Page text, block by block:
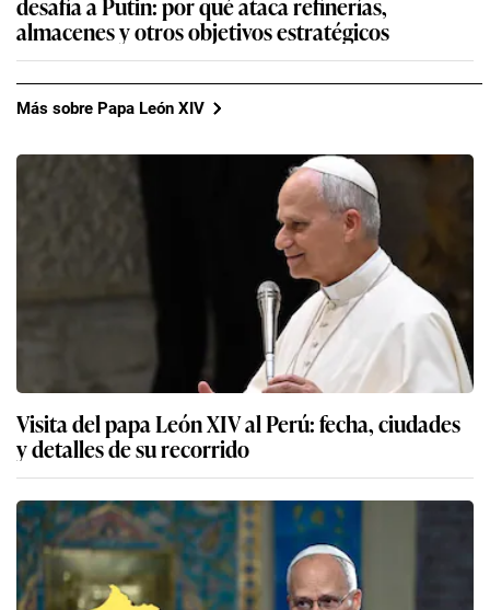
almacenes y otros objetivos estratégicos
Más sobre Papa León XIV
Visita del papa León XIV al Perú: fecha, ciudades
y detalles de su recorrido